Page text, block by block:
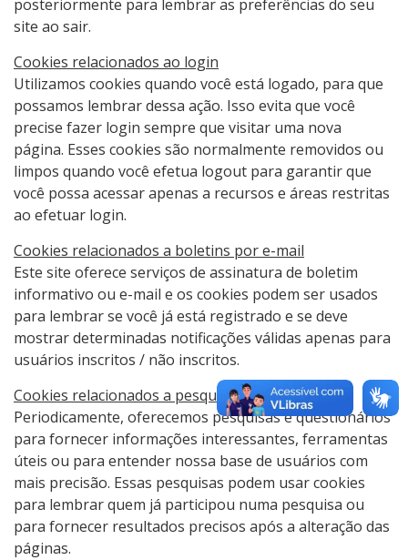
posteriormente para lembrar as preferências do seu
site ao sair.
Cookies relacionados ao login
Utilizamos cookies quando você está logado, para que
possamos lembrar dessa ação. Isso evita que você
precise fazer login sempre que visitar uma nova
página. Esses cookies são normalmente removidos ou
limpos quando você efetua logout para garantir que
você possa acessar apenas a recursos e áreas restritas
ao efetuar login.
Cookies relacionados a boletins por e-mail
Este site oferece serviços de assinatura de boletim
informativo ou e-mail e os cookies podem ser usados ​​
para lembrar se você já está registrado e se deve
mostrar determinadas notificações válidas apenas para
usuários inscritos / não inscritos.
Cookies relacionados a pesquisas
Periodicamente, oferecemos pesquisas e questionários
para fornecer informações interessantes, ferramentas
úteis ou para entender nossa base de usuários com
mais precisão. Essas pesquisas podem usar cookies
para lembrar quem já participou numa pesquisa ou
para fornecer resultados precisos após a alteração das
páginas.